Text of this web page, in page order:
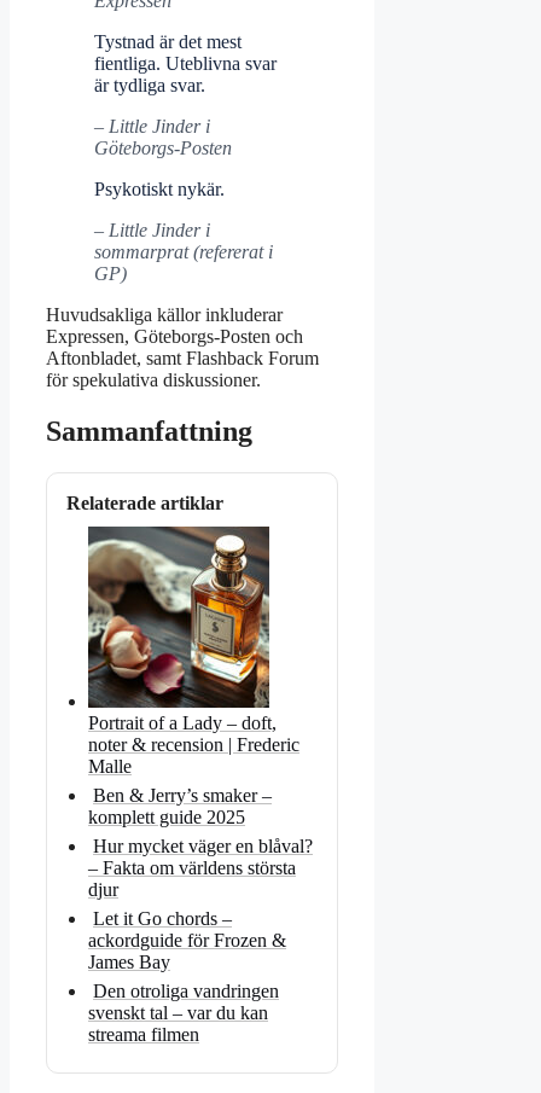
Tystnad är det mest
fientliga. Uteblivna svar
är tydliga svar.
– Little Jinder i
Göteborgs-Posten
Psykotiskt nykär.
– Little Jinder i
sommarprat (refererat i
GP)
Huvudsakliga källor inkluderar
Expressen, Göteborgs-Posten och
Aftonbladet, samt Flashback Forum
för spekulativa diskussioner.
Sammanfattning
Relaterade artiklar
Portrait of a Lady – doft,
noter & recension | Frederic
Malle
Ben & Jerry’s smaker –
komplett guide 2025
Hur mycket väger en blåval?
– Fakta om världens största
djur
Let it Go chords –
ackordguide för Frozen &
James Bay
Den otroliga vandringen
svenskt tal – var du kan
streama filmen